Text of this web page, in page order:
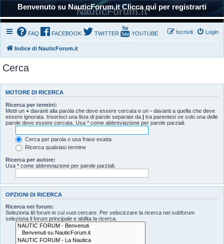
Benvenuto su NauticForum.it Clicca quì per registrarti
NauticForum.it
FAQ FACEBOOK TWITTER YOUTUBE Login
Iscriviti
Indice di NauticForum.it
Cerca
MOTORE DI RICERCA
Ricerca per termini:
Metti un + davanti alla parola che deve essere cercata e un - davanti a quella che deve
essere ignorata. Inserisci una lista di parole separate da | tra parentesi se solo una delle
parole deve essere cercata. Usa * come abbreviazione per parole parziali.
Cerca per parola o usa frase esatta
Ricerca qualsiasi termine
Ricerca per autore:
Usa * come abbreviazione per parole parziali.
OPZIONI DI RICERCA
Ricerca nei forum:
Seleziona il/i forum in cui vuoi cercare. Per velocizzare la ricerca nei subforum
seleziona il forum principale e abilita la ricerca.